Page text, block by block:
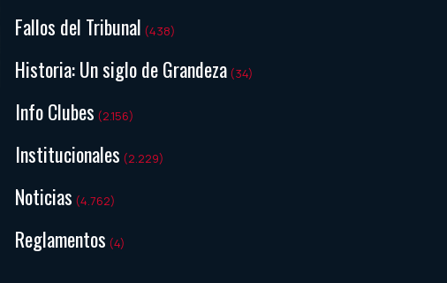
Fallos del Tribunal (438)
Historia: Un siglo de Grandeza (34)
Info Clubes (2.156)
Institucionales (2.229)
Noticias (4.762)
Reglamentos (4)